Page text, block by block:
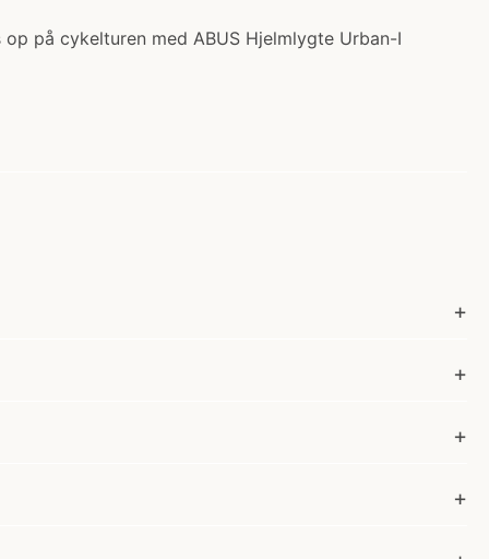
på cykelturen med ABUS Hjelmlygte Urban-I